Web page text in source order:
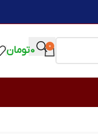
0
0تومان